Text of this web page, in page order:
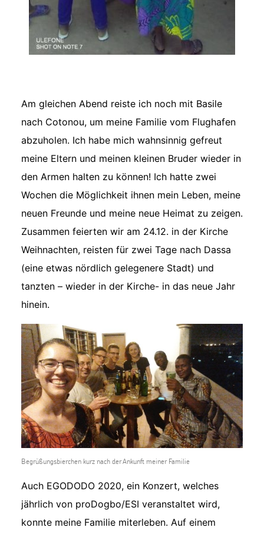
Am gleichen Abend reiste ich noch mit Basile
nach Cotonou, um meine Familie vom Flughafen
abzuholen. Ich habe mich wahnsinnig gefreut
meine Eltern und meinen kleinen Bruder wieder in
den Armen halten zu können! Ich hatte zwei
Wochen die Möglichkeit ihnen mein Leben, meine
neuen Freunde und meine neue Heimat zu zeigen.
Zusammen feierten wir am 24.12. in der Kirche
Weihnachten, reisten für zwei Tage nach Dassa
(eine etwas nördlich gelegenere Stadt) und
tanzten – wieder in der Kirche- in das neue Jahr
hinein.
Begrüßungsbierchen kurz nach der Ankunft meiner Familie
Auch EGODODO 2020, ein Konzert, welches
jährlich von proDogbo/ESI veranstaltet wird,
konnte meine Familie miterleben. Auf einem